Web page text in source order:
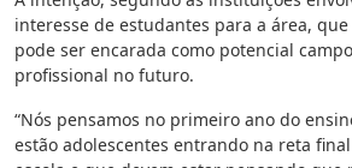
interesse de estudantes para a área,
pode ser encarada como potencial
profissional no futuro.
“Nós pensamos no primeiro ano do
estão adolescentes entrando na reta